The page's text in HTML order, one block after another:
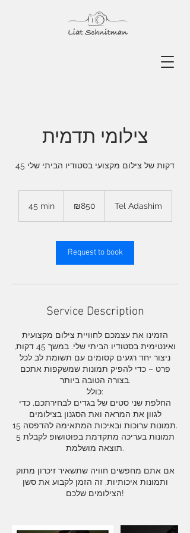
צילומי תדמית
45 דקות של צילום מקצועי בסטודיו הביתי שלי
45 min4
i
₪850 Tel Adashim
Request to book
Service Description
הזמינו את עצמכם לחוויית צילום מקצועית
ואינטימית בסטודיו הביתי שלי. במשך 45 דקות,
ניצור יחד רגעים קסומים עם תשומת לב לכל
פרט – כדי להפיק תמונות שמשקפות אתכם
בצורה הטובה ביותר.
כולל:
החלפת שני סטים של בגדים לבחירתכם, כדי
לגוון את המראה ואת הסגנון בצילומים
15 תמונות ערוכות ובאיכות המתאימה להדפסה.
5 תמונות בעריכה מתקדמת בפוטושופ לקבלת
תוצאה מושלמת.
אם אתם מחפשים חוויה שתשאיר זיכרון מתוק
ותמונות איכותיות, זה הזמן לקבוע את סשן
הצילומים שלכם!